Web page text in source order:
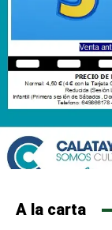
A la carta